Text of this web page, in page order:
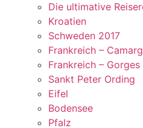
Die ultimative
Kroatien
Schweden 2017
Frankreich –
Frankreich – Gorges
Sankt Peter Ording
Eifel
Bodensee
Pfalz